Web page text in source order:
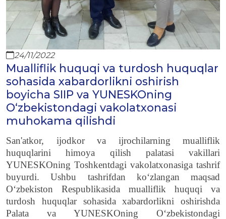
24/11/2022
Mualliflik huquqi va turdosh huquqlar
sohasida xabardorlikni oshirish
boyicha SIIP va YUNESKOning
O‘zbekistondagi vakolatxonasi
muhokama qilishdi
San'atkor, ijodkor va ijrochilarning mualliflik
huquqlarini himoya qilish palatasi vakillari
YUNESKOning Toshkentdagi vakolatxonasiga tashrif
buyurdi. Ushbu tashrifdan ko‘zlangan maqsad
O‘zbekiston Respublikasida mualliflik huquqi va
turdosh huquqlar sohasida xabardorlikni oshirishda
Palata va YUNESKOning O‘zbekistondagi